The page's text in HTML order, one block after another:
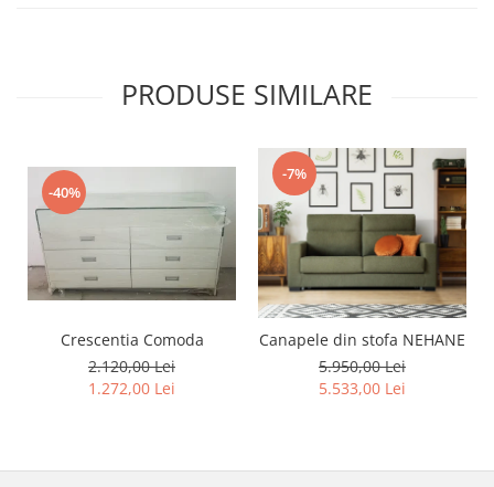
PRODUSE SIMILARE
-40%
Crescentia Comoda
2.120,00 Lei
1.272,00 Lei
-7%
Canapele din stofa NEHANE
5.950,00 Lei
5.533,00 Lei